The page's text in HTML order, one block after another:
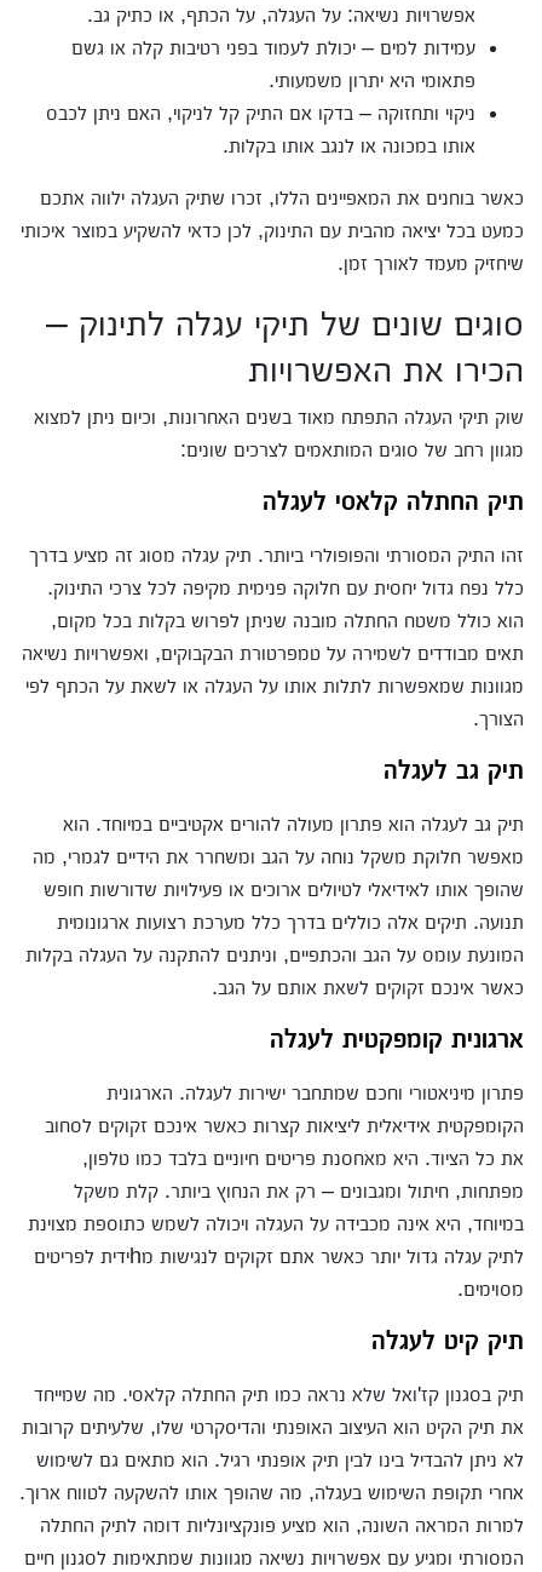
אפשרויות נשיאה: על העגלה, על הכתף, או כתיק גב.
עמידות למים – יכולת לעמוד בפני רטיבות קלה או גשם
פתאומי היא יתרון משמעותי.
ניקוי ותחזוקה – בדקו אם התיק קל לניקוי, האם ניתן לכבס
אותו במכונה או לנגב אותו בקלות.
כאשר בוחנים את המאפיינים הללו, זכרו שתיק העגלה ילווה אתכם
כמעט בכל יציאה מהבית עם התינוק, לכן כדאי להשקיע במוצר איכותי
שיחזיק מעמד לאורך זמן.
סוגים שונים של תיקי עגלה לתינוק –
הכירו את האפשרויות
שוק תיקי העגלה התפתח מאוד בשנים האחרונות, וכיום ניתן למצוא
מגוון רחב של סוגים המותאמים לצרכים שונים:
תיק החתלה קלאסי לעגלה
זהו התיק המסורתי והפופולרי ביותר. תיק עגלה מסוג זה מציע בדרך
כלל נפח גדול יחסית עם חלוקה פנימית מקיפה לכל צרכי התינוק.
הוא כולל משטח החתלה מובנה שניתן לפרוש בקלות בכל מקום,
תאים מבודדים לשמירה על טמפרטורת הבקבוקים, ואפשרויות נשיאה
מגוונות שמאפשרות לתלות אותו על העגלה או לשאת על הכתף לפי
הצורך.
תיק גב לעגלה
תיק גב לעגלה הוא פתרון מעולה להורים אקטיביים במיוחד. הוא
מאפשר חלוקת משקל נוחה על הגב ומשחרר את הידיים לגמרי, מה
שהופך אותו לאידיאלי לטיולים ארוכים או פעילויות שדורשות חופש
תנועה. תיקים אלה כוללים בדרך כלל מערכת רצועות ארגונומית
המונעת עומס על הגב והכתפיים, וניתנים להתקנה על העגלה בקלות
כאשר אינכם זקוקים לשאת אותם על הגב.
ארגונית קומפקטית לעגלה
פתרון מיניאטורי וחכם שמתחבר ישירות לעגלה. הארגונית
הקומפקטית אידיאלית ליציאות קצרות כאשר אינכם זקוקים לסחוב
את כל הציוד. היא מאחסנת פריטים חיוניים בלבד כמו טלפון,
מפתחות, חיתול ומגבונים – רק את הנחוץ ביותר. קלת משקל
במיוחד, היא אינה מכבידה על העגלה ויכולה לשמש כתוספת מצוינת
לתיק עגלה גדול יותר כאשר אתם זקוקים לנגישות מhידית לפריטים
מסוימים.
תיק קיט לעגלה
תיק בסגנון קז'ואל שלא נראה כמו תיק החתלה קלאסי. מה שמייחד
את תיק הקיט הוא העיצוב האופנתי והדיסקרטי שלו, שלעיתים קרובות
לא ניתן להבדיל בינו לבין תיק אופנתי רגיל. הוא מתאים גם לשימוש
אחרי תקופת השימוש בעגלה, מה שהופך אותו להשקעה לטווח ארוך.
למרות המראה השונה, הוא מציע פונקציונליות דומה לתיק החתלה
המסורתי ומגיע עם אפשרויות נשיאה מגוונות שמתאימות לסגנון חיים